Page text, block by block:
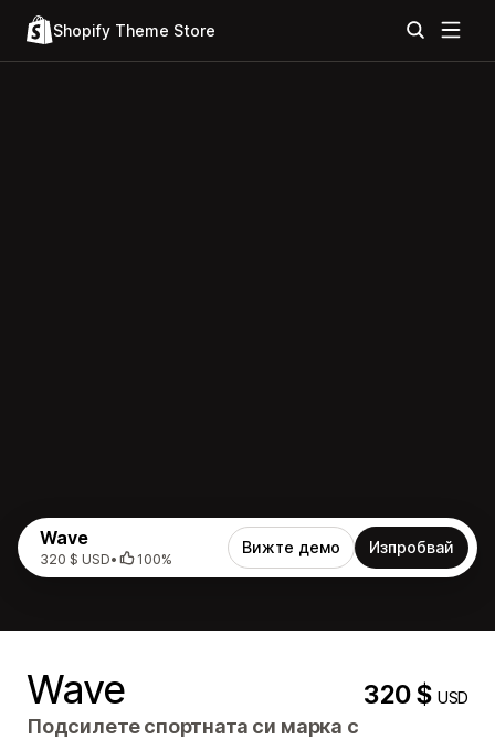
Shopify Theme Store
Wave
320 $ USD• 100%
Вижте демо Изпробвай
Wave 320 $USD
Подсилете спортната си марка с